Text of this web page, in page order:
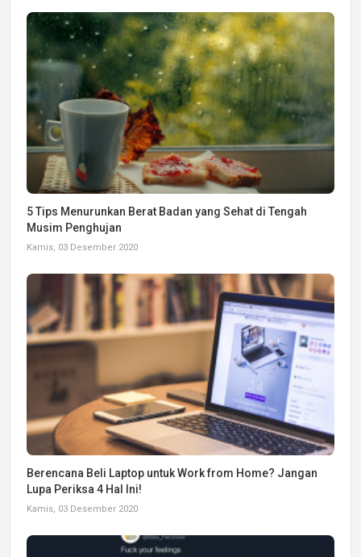
5 Tips Menurunkan Berat Badan yang Sehat di Tengah
Musim Penghujan
Kamis, 03 Desember 2020
Berencana Beli Laptop untuk Work from Home? Jangan
Lupa Periksa 4 Hal Ini!
Kamis, 03 Desember 2020